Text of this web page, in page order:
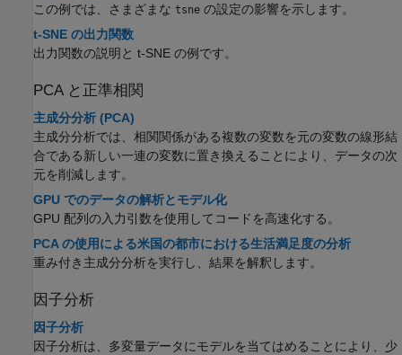
この例では、さまざまな tsne の設定の影響を示します。
t-SNE の出力関数
出力関数の説明と t-SNE の例です。
PCA と正準相関
主成分分析 (PCA)
主成分分析では、相関関係がある複数の変数を元の変数の線形結
合である新しい一連の変数に置き換えることにより、データの次
元を削減します。
GPU でのデータの解析とモデル化
GPU 配列の入力引数を使用してコードを高速化する。
PCA の使用による米国の都市における生活満足度の分析
重み付き主成分分析を実行し、結果を解釈します。
因子分析
因子分析
因子分析は、多変量データにモデルを当てはめることにより、少